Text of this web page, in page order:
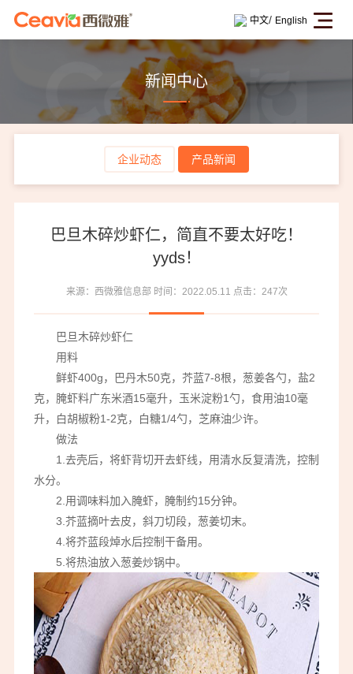
中文/ English
新闻中心
企业动态 产品新闻
巴旦木碎炒虾仁，简直不要太好吃！
yyds！
来源：西微雅信息部 时间：2022.05.11 点击：247次
巴旦木碎炒虾仁
用料
鲜虾400g，巴丹木50克，芥蓝7-8根，葱姜各勺，盐2
克，腌虾料广东米酒15毫升，玉米淀粉1勺，食用油10毫
升，白胡椒粉1-2克，白糖1/4勺，芝麻油少许。
做法
1.去壳后，将虾背切开去虾线，用清水反复清洗，控制
水分。
2.用调味料加入腌虾，腌制约15分钟。
3.芥蓝摘叶去皮，斜刀切段，葱姜切末。
4.将芥蓝段焯水后控制干备用。
5.将热油放入葱姜炒锅中。